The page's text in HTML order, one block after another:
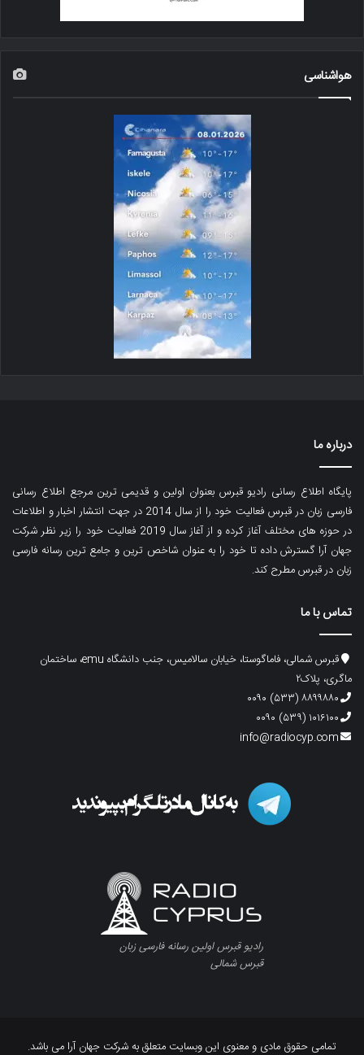
هواشناسی
درباره ما
پایگاه اطلاع رسانی رادیو قبرس بعنوان اولین و قدیمی ترین مرجع اطلاع رسانی
فارسی زبان در قبرس فعالیت خود را از سال 2014 در جهت انتشار اخبار و اطلاعات
در حوزه های مختلف آغاز کرده و از آغاز سال 2019 فعالیت خود را زیر نظر شرکت
جهان آرا گسترش داده تا خود را به عنوان شاخص ترین و جامع ترین رسانه فارسی
زبان در قبرس مطرح کند.
تماس با ما
قبرس شمالی، فاماگوستا، خیابان سالامیس، جنب دانشگاه emu، ساختمان
ماگری، پلاک۲
۸۸۹۹۸۸۰ (۵۳۳) ۰۰۹۰
۱۰۱۶۱۰۰ (۵۳۹) ۰۰۹۰
info@radiocyp.com
رادیو قبرس اولین رسانه فارسی زبان
قبرس شمالی
تمامی حقوق مادی و معنوی این وبسایت متعلق به شرکت جهان آرا می باشد.